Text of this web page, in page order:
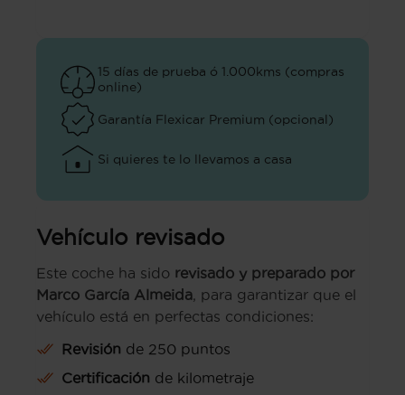
15 días de prueba ó 1.000kms (compras
online)
Garantía Flexicar Premium (opcional)
Si quieres te lo llevamos a casa
Vehículo revisado
Este coche ha sido revisado y preparado por
Marco García Almeida, para garantizar que el
vehículo está en perfectas condiciones:
Revisión de 250 puntos
Certificación de kilometraje